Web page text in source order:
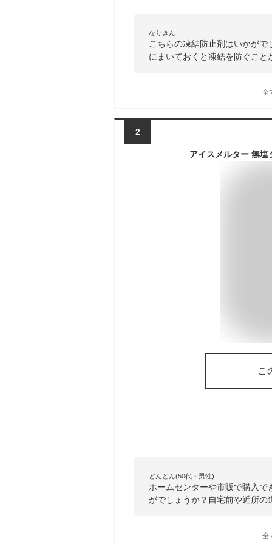
なりきん
こちらの凍結防止剤はいかが
にまいておくと凍結を防ぐこ
全
2
こ
どんどん(50代・男性)
ホームセンターや市販で購入
がでしょうか？自宅前や近所
全